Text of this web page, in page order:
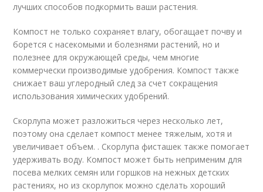
лучших способов подкормить ваши растения.
Компост не только сохраняет влагу, обогащает почву и
борется с насекомыми и болезнями растений, но и
полезнее для окружающей среды, чем многие
коммерчески производимые удобрения. Компост также
снижает ваш углеродный след за счет сокращения
использования химических удобрений.
Скорлупа может разложиться через несколько лет,
поэтому она сделает компост менее тяжелым, хотя и
увеличивает объем. . Скорлупа фисташек также помогает
удерживать воду. Компост может быть неприменим для
посева мелких семян или горшков на нежных детских
растениях, но из скорлупок можно сделать хороший